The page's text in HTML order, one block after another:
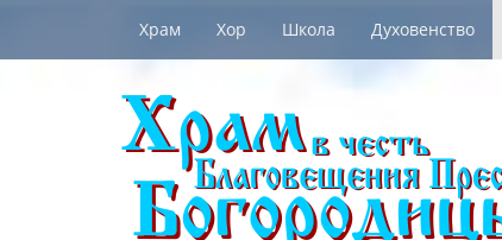
Храм Хор Школа Духовенство